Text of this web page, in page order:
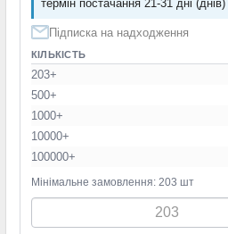
термін постачання 21-31 дні (днів)
Підписка на надходження
КІЛЬКІСТЬ
203+
500+
1000+
10000+
100000+
Мінімальне замовлення: 203 шт